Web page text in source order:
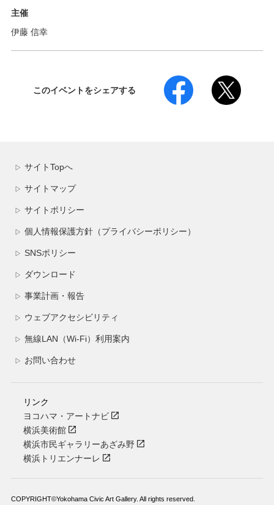
主催
伊藤 信幸
このイベントをシェアする
▷ サイトTopへ
▷ サイトマップ
▷ サイトポリシー
▷ 個人情報保護方針（プライバシーポリシー）
▷ SNSポリシー
▷ ダウンロード
▷ 事業計画・報告
▷ ウェブアクセシビリティ
▷ 無線LAN（Wi-Fi）利用案内
▷ お問い合わせ
リンク
ヨコハマ・アートナビ
横浜美術館
横浜市民ギャラリーあざみ野
横浜トリエンナーレ
COPYRIGHT©Yokohama Civic Art Gallery. All rights reserved.